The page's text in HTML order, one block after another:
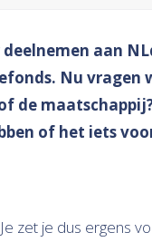
aan
Nu vragen
de
of het iets
zet je dus ergens